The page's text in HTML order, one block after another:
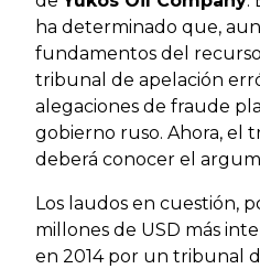
ha determinado que,
fundamentos del recurso
tribunal de apelación
alegaciones de fraude
gobierno ruso. Ahora, el
deberá conocer el
Los laudos en cuestión,
millones de USD más
en 2014 por un tribunal